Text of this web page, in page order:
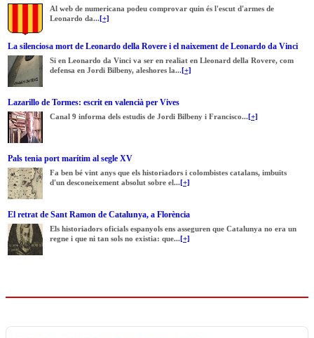
Al web de numericana podeu comprovar quin és l'escut d'armes de
Leonardo da...[+]
La silenciosa mort de Leonardo della Rovere i el naixement de Leonardo da Vinci
Si en Leonardo da Vinci va ser en realiat en Lleonard della Rovere, com
defensa en Jordi Bilbeny, aleshores la...[+]
Lazarillo de Tormes: escrit en valencià per Vives
Canal 9 informa dels estudis de Jordi Bilbeny i Francisco...[+]
Pals tenia port marítim al segle XV
Fa ben bé vint anys que els historiadors i colombistes catalans, imbuïts
d'un desconeixement absolut sobre el...[+]
El retrat de Sant Ramon de Catalunya, a Florència
Els historiadors oficials espanyols ens asseguren que Catalunya no era un
regne i que ni tan sols no existia: que...[+]